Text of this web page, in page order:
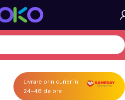
Castroane & adapatoare animale
Livrare prin curier în
24-48 de ore